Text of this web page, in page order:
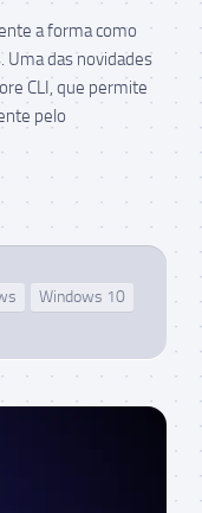
a forma como
Uma das novidades
CLI, que permite
pelo
Windows 10